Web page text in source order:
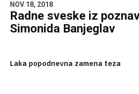
NOV 18, 2018
Radne sveske iz
Simonida Banjeglav
Laka popodnevna zamena teza